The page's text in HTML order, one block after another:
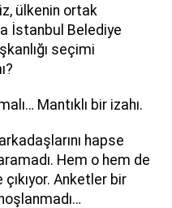
ülkenin ortak
İstanbul Belediye
seçimi
Mantıklı bir izahı.
hapse
Hem o hem de
Anketler bir